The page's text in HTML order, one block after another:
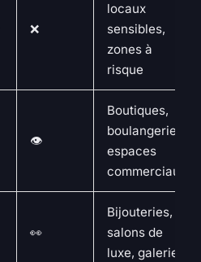
❌
locaux
sensibles,
zones à
risque
👁️
Boutiques,
boulangeries,
espaces
commerciaux
👀
Bijouteries,
salons de
luxe, galeries